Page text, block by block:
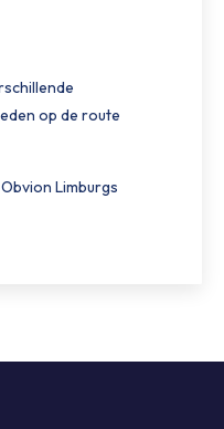
op de route
Limburgs